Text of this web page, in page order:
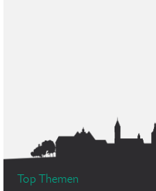
Top Themen